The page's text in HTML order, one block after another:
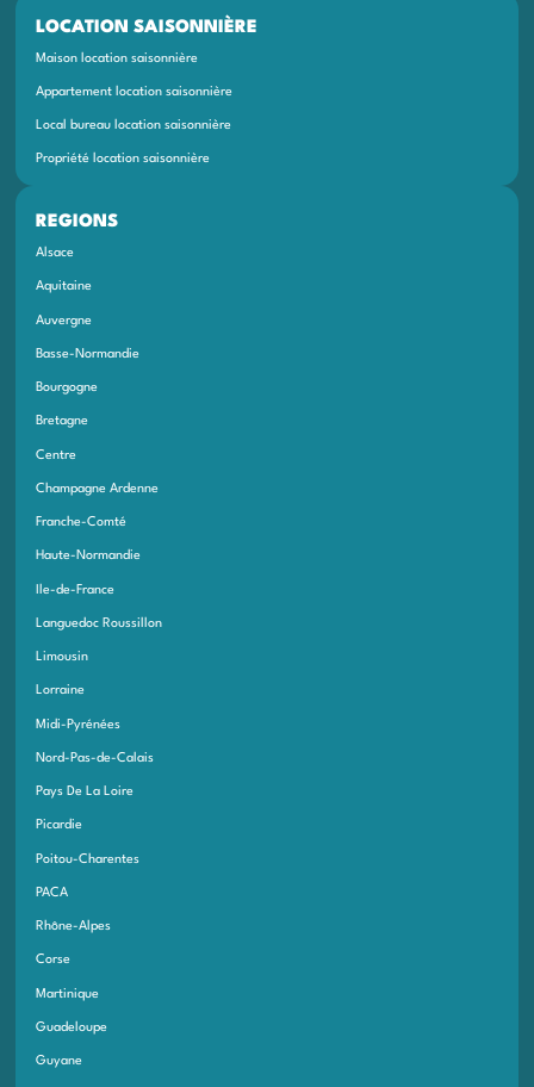
LOCATION SAISONNIÈRE
Maison location saisonnière
Appartement location saisonnière
Local bureau location saisonnière
Propriété location saisonnière
REGIONS
Alsace
Aquitaine
Auvergne
Basse-Normandie
Bourgogne
Bretagne
Centre
Champagne Ardenne
Franche-Comté
Haute-Normandie
Ile-de-France
Languedoc Roussillon
Limousin
Lorraine
Midi-Pyrénées
Nord-Pas-de-Calais
Pays De La Loire
Picardie
Poitou-Charentes
PACA
Rhône-Alpes
Corse
Martinique
Guadeloupe
Guyane